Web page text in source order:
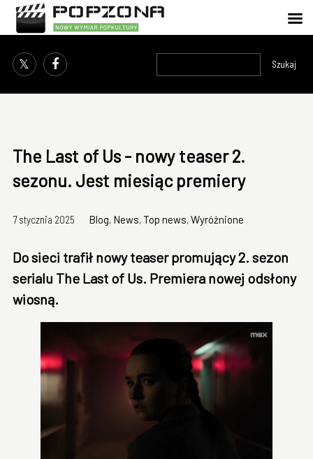
Szukaj
The Last of Us - nowy teaser 2.
sezonu. Jest miesiąc premiery
7 stycznia 2025 Blog, News, Top news, Wyróżnione
Do sieci trafił nowy teaser promujący 2. sezon
serialu The Last of Us. Premiera nowej odsłony
wiosną.